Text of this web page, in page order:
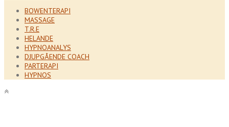
BOWENTERAPI
MASSAGE
T.R.E
HELANDE
HYPNOANALYS
DJUPGÅENDE COACH
PARTERAPI
HYPNOS